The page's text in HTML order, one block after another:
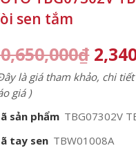
sen tắm
₫
là giá tham khảo, chi
giá )
sản phẩm TBG07302V
tay sen TBW01008A